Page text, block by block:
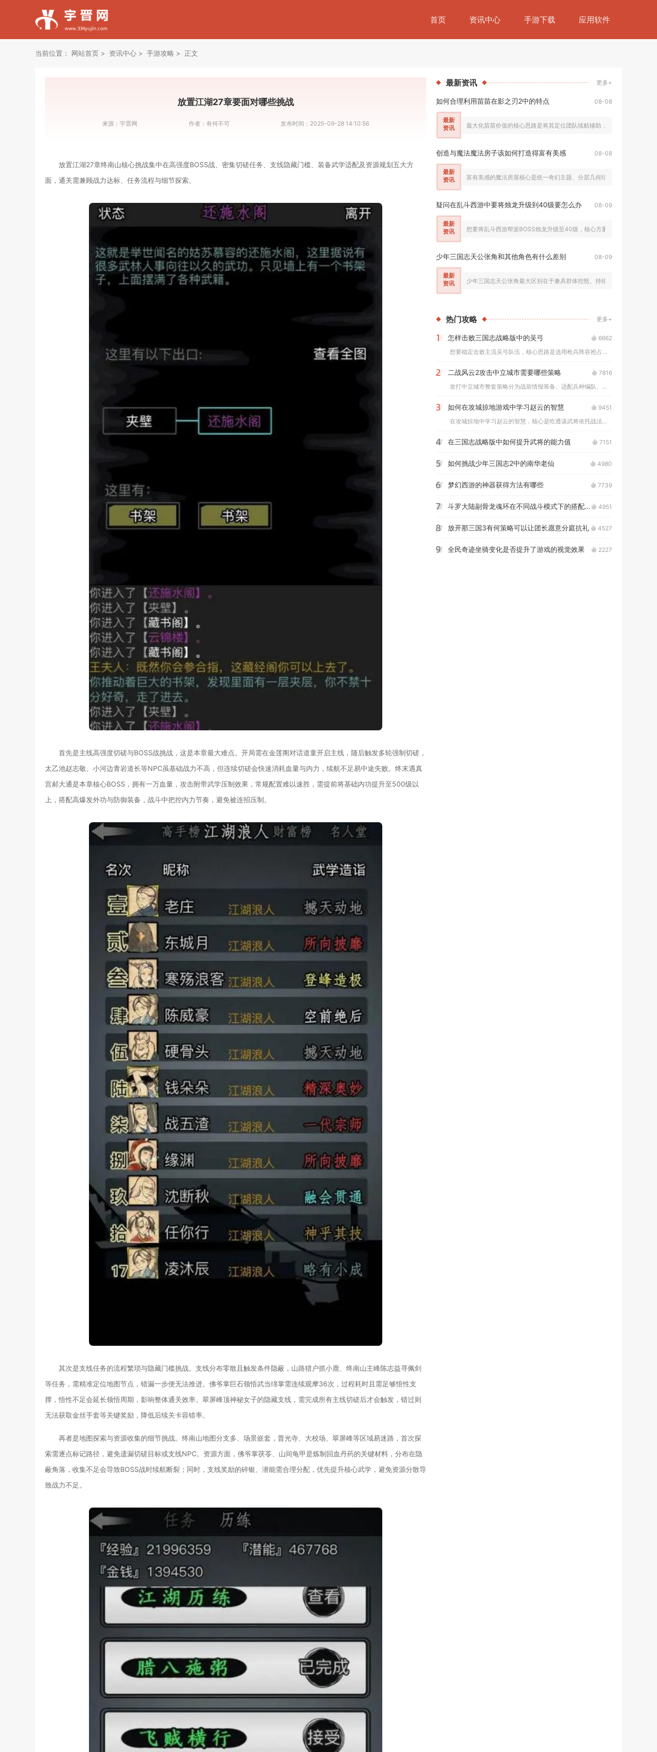
首页 资讯中心 手游下载 应用软件
当前位置： 网站首页 资讯中心 手游攻略 正文
放置江湖27章要面对哪些挑战
来源： 宇晋网 作者： 有何不可 发布时间： 2025-09-28 14:10:56
放置江湖27章终南山核心挑战集中在高强度BOSS战、密集切磋任务、支线隐藏门槛、装备武学适配及资源规划五大方
面，通关需兼顾战力达标、任务流程与细节探索。
首先是主线高强度切磋与BOSS战挑战，这是本章最大难点。开局需在金莲阁对话道童开启主线，随后触发多轮强制切磋，
太乙池赵志敬、小河边青岩道长等NPC虽基础战力不高，但连续切磋会快速消耗血量与内力，续航不足易中途失败。终末遇真
宫郝大通是本章核心BOSS，拥有一万血量，攻击附带武学压制效果，常规配置难以速胜，需提前将基础内功提升至500级以
上，搭配高爆发外功与防御装备，战斗中把控内力节奏，避免被连招压制。
其次是支线任务的流程繁琐与隐藏门槛挑战。支线分布零散且触发条件隐蔽，山路猎户抓小鹿、终南山主峰陈志益寻佩剑
等任务，需精准定位地图节点，错漏一步便无法推进。佛爷掌巨石领悟武当绵掌需连续观摩36次，过程耗时且需足够悟性支
撑，悟性不足会延长领悟周期，影响整体通关效率。翠屏峰顶神秘女子的隐藏支线，需完成所有主线切磋后才会触发，错过则
无法获取金丝手套等关键奖励，降低后续关卡容错率。
再者是地图探索与资源收集的细节挑战。终南山地图分支多、场景嵌套，普光寺、大校场、翠屏峰等区域易迷路，首次探
索需逐点标记路径，避免遗漏切磋目标或支线NPC。资源方面，佛爷掌茯苓、山间龟甲是炼制回血丹药的关键材料，分布在隐
蔽角落，收集不足会导致BOSS战时续航断裂；同时，支线奖励的碎银、潜能需合理分配，优先提升核心武学，避免资源分散导
致战力不足。
最新资讯 更多+
如何合理利用苗苗在影之刃2中的特点 08-08
最新
资讯
最大化苗苗价值的核心思路是将其定位团队续航辅助，依托独有的全队
创造与魔法魔法房子该如何打造得富有美感 08-08
最新
资讯
富有美感的魔法房屋核心是统一奇幻主题、分层几何结构、冷暖光影建
疑问在乱斗西游中要将烛龙升级到40级要怎么办 08-09
最新
资讯
想要将乱斗西游帮派BOSS烛龙升级至40级，核心方案分为前置解锁、
少年三国志天公张角和其他角色有什么差别 08-09
最新
资讯
少年三国志天公张角最大区别在于兼具群体控怒、持续易伤与团队生存
热门攻略 更多+
怎样击败三国志战略版中的吴弓
6662
想要稳定击败主流吴弓队伍，核心思路是选用枪兵阵容抢占兵种克制...
2 二战风云2攻击中立城市需要哪些策略
7816
攻打中立城市整套策略分为战前情报筹备、适配兵种编队、战场分步...
3 如何在攻城掠地游戏中学习赵云的智慧
9451
在攻城掠地中学习赵云的智慧，核心是吃透该武将依托战法联动、地...
4 在三国志战略版中如何提升武将的能力值 7151
5 如何挑战少年三国志2中的南华老仙 4980
6 梦幻西游的神器获得方法有哪些 7739
7 斗罗大陆副骨龙魂环在不同战斗模式下的搭配策略是什么 4951
8 放开那三国3有何策略可以让团长愿意分庭抗礼 4527
9 全民奇迹坐骑变化是否提升了游戏的视觉效果 2227